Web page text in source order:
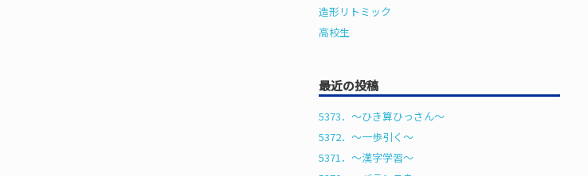
造形リトミック
高校生
最近の投稿
5373．～ひき算ひっさん〜
5372．～一歩引く〜
5371．～漢字学習〜